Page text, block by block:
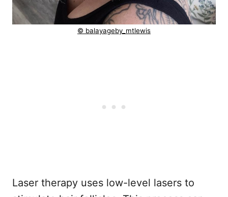
© balayageby_mtlewis
Laser therapy uses low-level lasers to